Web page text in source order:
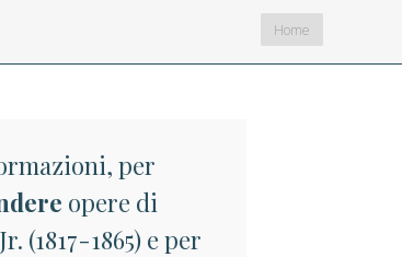
You are here:
Home
per
opere di
(1817-1865) e per